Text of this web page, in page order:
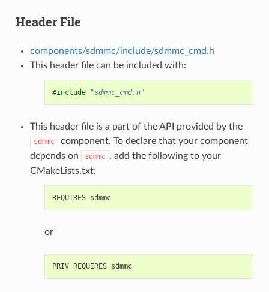
Header File
components/sdmmc/include/sdmmc_cmd.h
This header file can be included with:
#include "sdmmc_cmd.h"
This header file is a part of the API provided by the
sdmmc
component. To declare that your component
depends on
sdmmc , add the following to your
CMakeLists.txt:
REQUIRES sdmmc
or
PRIV_REQUIRES sdmmc